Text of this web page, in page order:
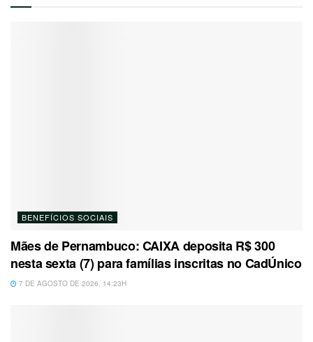
BENEFÍCIOS SOCIAIS
Mães de Pernambuco: CAIXA deposita R$ 300
nesta sexta (7) para famílias inscritas no CadÚnico
7 DE AGOSTO DE 2026, 14:23H